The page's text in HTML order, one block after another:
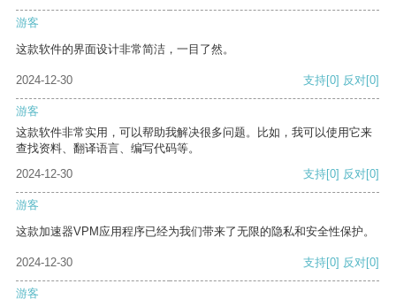
游客
这款软件的界面设计非常简洁，一目了然。
2024-12-30 支持[0] 反对[0]
游客
这款软件非常实用，可以帮助我解决很多问题。比如，我可以使用它来
查找资料、翻译语言、编写代码等。
2024-12-30
支持[0] 反对[0]
游客
这款加速器VPM应用程序已经为我们带来了无限的隐私和安全性保护。
2024-12-30 支持[0] 反对[0]
游客